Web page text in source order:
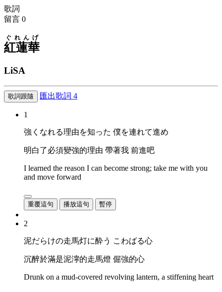
歌詞
留言 0
紅蓮華
ぐれんげ
LiSA
歌詞跟隨 匯出歌詞 4
1
強くなれる理由を知った 僕を連れて進め
明白了必須變強的理由 帶著我 前進吧
I learned the reason I can become strong; take me with you
and move forward
重覆這句 播放這句 暫停
2
泥だらけの走馬灯に酔う こわばる心
沉醉於滿是泥濘的走馬燈 倔強的心
Drunk on a mud-covered revolving lantern, a stiffening heart